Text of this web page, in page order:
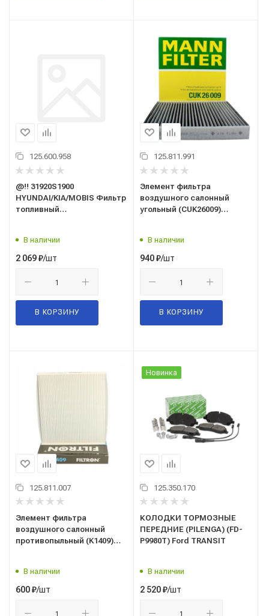
125.600.958
@!! 31920S1900
HYUNDAI/KIA/MOBIS Фильтр
топливный
В наличии
2 069₽/шт
В КОРЗИНУ
125.811.991
Элемент фильтра
воздушного салонный
угольный (CUK26009)
5Q0819653, CUK 26 009)
В наличии
940₽/шт
В КОРЗИНУ
125.811.007
Элемент фильтра
воздушного салонный
противопыльный (K1409)
Rio (17-) (MANN CU 23 019,
97133-D1000; 97133-D3000;
В наличии
600₽/шт
Новинка
125.350.170
КОЛОДКИ ТОРМОЗНЫЕ
ПЕРЕДНИЕ (PILENGA) (FD-
P9980T) Ford TRANSIT
В наличии
2 520₽/шт